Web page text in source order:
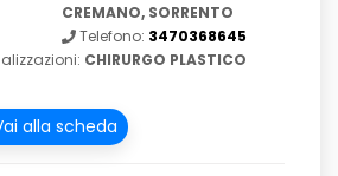
CREMANO, SORRENTO
Telefono: 3470368645
CHIRURGO PLASTICO
alla scheda